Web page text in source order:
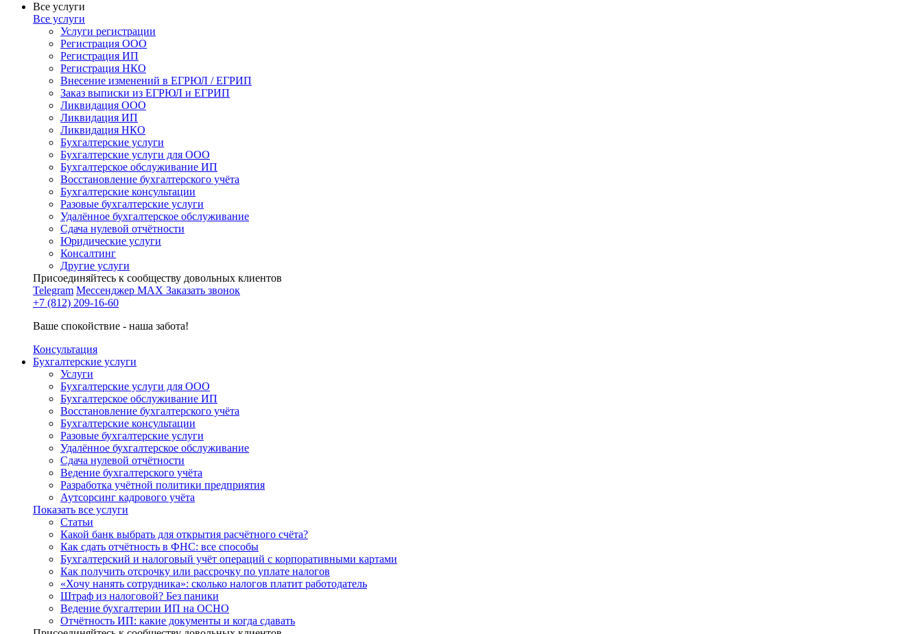
Все услуги
Все услуги
Услуги регистрации
Регистрация ООО
Регистрация ИП
Регистрация НКО
Внесение изменений в ЕГРЮЛ / ЕГРИП
Заказ выписки из ЕГРЮЛ и ЕГРИП
Ликвидация ООО
Ликвидация ИП
Ликвидация НКО
Бухгалтерские услуги
Бухгалтерские услуги для ООО
Бухгалтерское обслуживание ИП
Восстановление бухгалтерского учёта
Бухгалтерские консультации
Разовые бухгалтерские услуги
Удалённое бухгалтерское обслуживание
Сдача нулевой отчётности
Юридические услуги
Консалтинг
Другие услуги
Присоединяйтесь к сообществу довольных клиентов
Telegram Мессенджер MAX Заказать звонок
+7 (812) 209-16-60
Ваше спокойствие - наша забота!
Консультация
Бухгалтерские услуги
Услуги
Бухгалтерские услуги для ООО
Бухгалтерское обслуживание ИП
Восстановление бухгалтерского учёта
Бухгалтерские консультации
Разовые бухгалтерские услуги
Удалённое бухгалтерское обслуживание
Сдача нулевой отчётности
Ведение бухгалтерского учёта
Разработка учётной политики предприятия
Аутсорсинг кадрового учёта
Показать все услуги
Статьи
Какой банк выбрать для открытия расчётного счёта?
Как сдать отчётность в ФНС: все способы
Бухгалтерский и налоговый учёт операций с корпоративными картами
Как получить отсрочку или рассрочку по уплате налогов
«Хочу нанять сотрудника»: сколько налогов платит работодатель
Штраф из налоговой? Без паники
Ведение бухгалтерии ИП на ОСНО
Отчётность ИП: какие документы и когда сдавать